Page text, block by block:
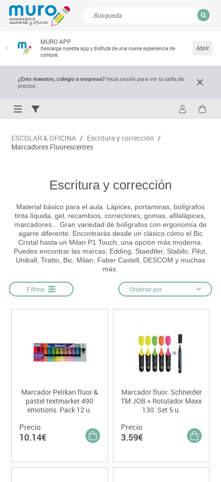
MURO APP
Descarga nuestra app y disfruta de una nueva experiencia de
compra.
Abrir
¿Eres maestro, colegio o empresa?Inicia sesión para ver tu tarifa de
precios.
ESCOLAR & OFICINA / Escritura y corrección /
Marcadores Fluorescentes
Escritura y corrección
Material básico para el aula. Lápices, portaminas, bolígrafos
tinta líquida, gel, recambios, correctores, gomas, afilalápices,
marcadores... Gran variedad de bolígrafos con ergonomía de
agarre diferente. Encontrarás desde un clásico cómo el Bic
Cristal hasta un Milan P1 Touch, una opción más moderna.
Puedes encontrar las marcas: Edding, Staedtler, Stabilo, Pilot,
Uniball, Tratto, Bic, Milan, Faber Castell, DESCOM y muchas
más.
Filtros Ordenar por
Marcador Pelikan fluor &
pastel textmarker 490
emotions. Pack 12 u.
Precio
10.14€
Marcador fluor. Schneider
TM JOB + Rotulador Maxx
130. Set 5 u.
Precio
3.59€